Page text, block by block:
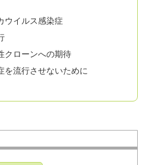
ウイルス感染症
クローンへの期待
を流行させないために